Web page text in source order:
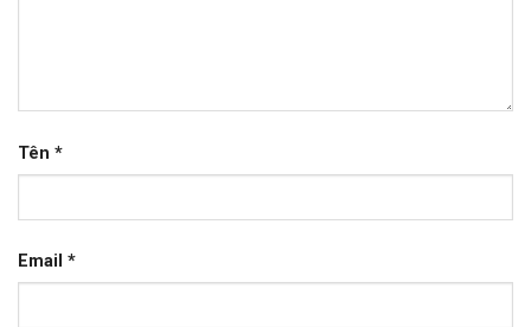
Tên *
Email *